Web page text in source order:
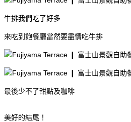
牛排我們吃了好多
來吃到飽餐廳當然要盡情吃牛排
最後少不了甜點及咖啡
美好的結尾！